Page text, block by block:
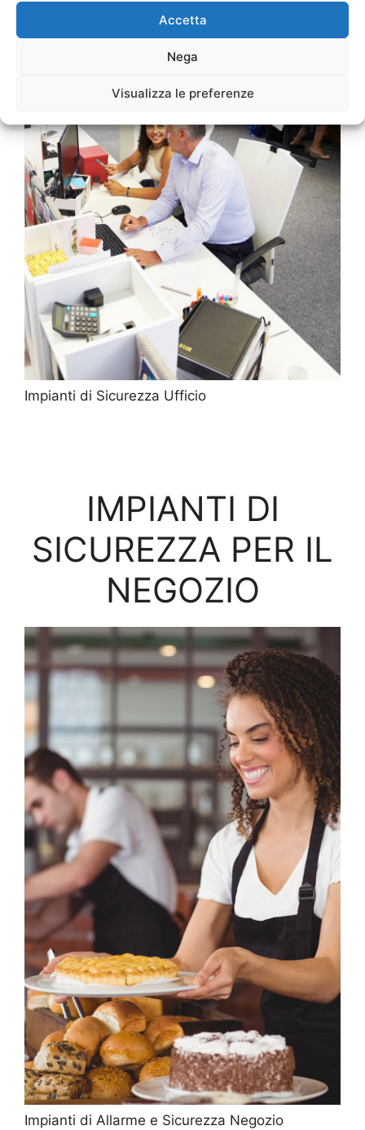
Accetta
Nega
Visualizza le preferenze
Impianti di Sicurezza Ufficio
IMPIANTI DI
SICUREZZA PER IL
NEGOZIO
Impianti di Allarme e Sicurezza Negozio